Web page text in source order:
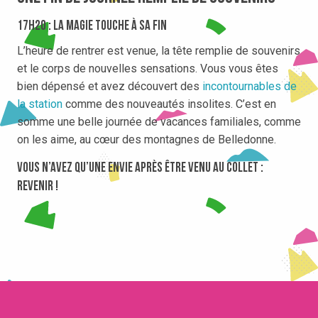
17h20 : la magie touche à sa fin
L’heure de rentrer est venue, la tête remplie de souvenirs
et le corps de nouvelles sensations. Vous vous êtes
bien dépensé et avez découvert des incontournables de
la station comme des nouveautés insolites. C’est en
somme une belle journée de vacances familiales, comme
on les aime, au cœur des montagnes de Belledonne.
Vous n’avez qu’une envie après être venu au Collet :
revenir !